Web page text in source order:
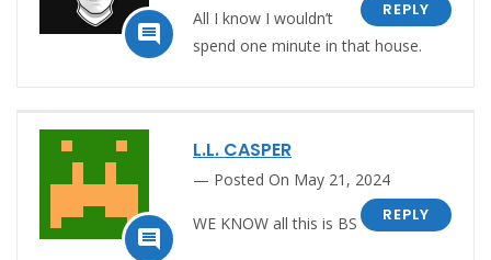

REPLY
All I know I wouldn’t
spend one minute in that house.

L.L. CASPER
Posted On May 21, 2024
REPLY
WE KNOW all this is BS